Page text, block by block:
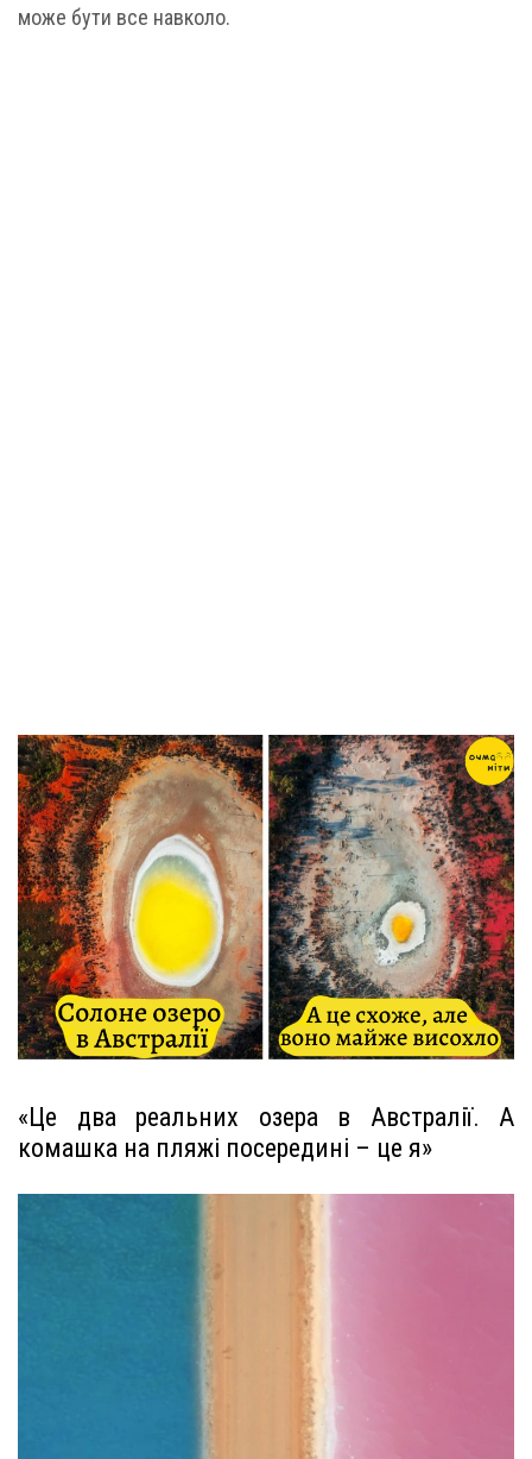
може бути все навколо.
«Це два реальних озера в Австралії. А
комашка на пляжі посередині – це я»